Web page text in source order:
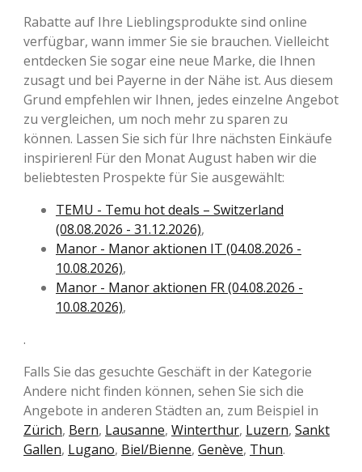
Rabatte auf Ihre Lieblingsprodukte sind online
verfügbar, wann immer Sie sie brauchen. Vielleicht
entdecken Sie sogar eine neue Marke, die Ihnen
zusagt und bei Payerne in der Nähe ist. Aus diesem
Grund empfehlen wir Ihnen, jedes einzelne Angebot
zu vergleichen, um noch mehr zu sparen zu
können. Lassen Sie sich für Ihre nächsten Einkäufe
inspirieren! Für den Monat August haben wir die
beliebtesten Prospekte für Sie ausgewählt:
TEMU - Temu hot deals – Switzerland
(08.08.2026 - 31.12.2026),
Manor - Manor aktionen IT (04.08.2026 -
10.08.2026),
Manor - Manor aktionen FR (04.08.2026 -
10.08.2026),
.
Falls Sie das gesuchte Geschäft in der Kategorie
Andere nicht finden können, sehen Sie sich die
Angebote in anderen Städten an, zum Beispiel in
Zürich, Bern, Lausanne, Winterthur, Luzern, Sankt
Gallen, Lugano, Biel/Bienne, Genève, Thun.